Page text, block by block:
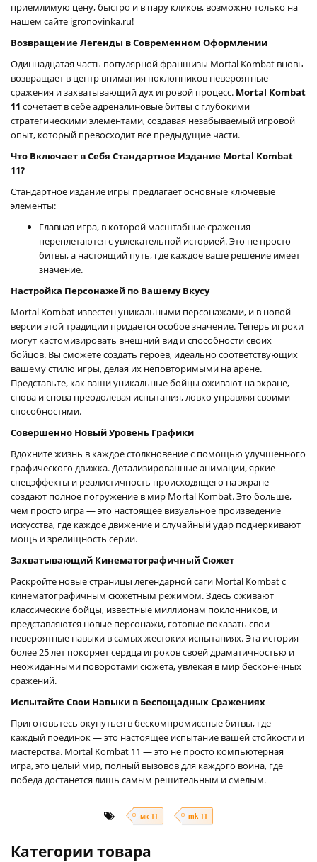
приемлимую цену, быстро и в пару кликов, возможно только на
нашем сайте igronovinka.ru!
Возвращение Легенды в Современном Оформлении
Одиннадцатая часть популярной франшизы Mortal Kombat вновь
возвращает в центр внимания поклонников невероятные
сражения и захватывающий дух игровой процесс. Mortal Kombat
11 сочетает в себе адреналиновые битвы с глубокими
стратегическими элементами, создавая незабываемый игровой
опыт, который превосходит все предыдущие части.
Что Включает в Себя Стандартное Издание Mortal Kombat
11?
Стандартное издание игры предлагает основные ключевые
элементы:
Главная игра, в которой масштабные сражения
переплетаются с увлекательной историей. Это не просто
битвы, а настоящий путь, где каждое ваше решение имеет
значение.
Настройка Персонажей по Вашему Вкусу
Mortal Kombat известен уникальными персонажами, и в новой
версии этой традиции придается особое значение. Теперь игроки
могут кастомизировать внешний вид и способности своих
бойцов. Вы сможете создать героев, идеально соответствующих
вашему стилю игры, делая их неповторимыми на арене.
Представьте, как ваши уникальные бойцы оживают на экране,
снова и снова преодолевая испытания, ловко управляя своими
способностями.
Совершенно Новый Уровень Графики
Вдохните жизнь в каждое столкновение с помощью улучшенного
графического движка. Детализированные анимации, яркие
спецэффекты и реалистичность происходящего на экране
создают полное погружение в мир Mortal Kombat. Это больше,
чем просто игра — это настоящее визуальное произведение
искусства, где каждое движение и случайный удар подчеркивают
мощь и зрелищность серии.
Захватывающий Кинематографичный Сюжет
Раскройте новые страницы легендарной саги Mortal Kombat с
кинематографичным сюжетным режимом. Здесь оживают
классические бойцы, известные миллионам поклонников, и
представляются новые персонажи, готовые показать свои
невероятные навыки в самых жестоких испытаниях. Эта история
более 25 лет покоряет сердца игроков своей драматичностью и
неожиданными поворотами сюжета, увлекая в мир бесконечных
сражений.
Испытайте Свои Навыки в Беспощадных Сражениях
Приготовьтесь окунуться в бескомпромиссные битвы, где
каждый поединок — это настоящее испытание вашей стойкости и
мастерства. Mortal Kombat 11 — это не просто компьютерная
игра, это целый мир, полный вызовов для каждого воина, где
победа достанется лишь самым решительным и смелым.
мк 11 mk 11
Категории товара